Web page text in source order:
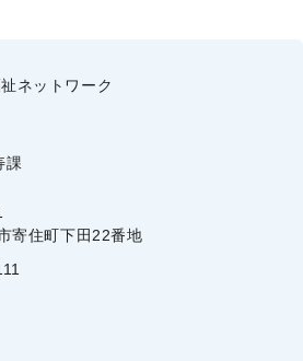
ネットワーク
課
寄住町下田22番地